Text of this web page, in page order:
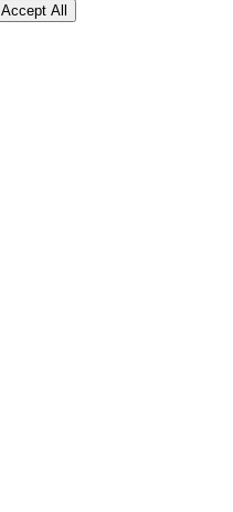
Accept All